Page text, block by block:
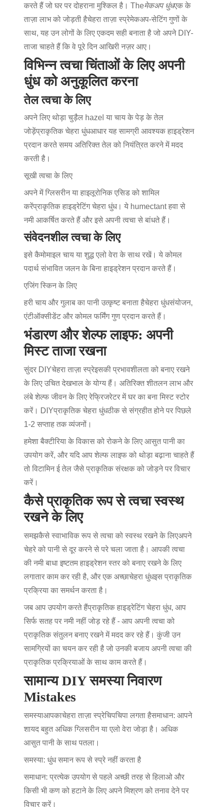
करते हैं जो घर पर दोहराना मुश्किल है। Theमेकअप धुंधएक के
ताज़ा लाभ को जोड़ती हैचेहरा ताज़ा स्प्रेमेकअप-सेटिंग गुणों के
साथ, यह उन लोगों के लिए एकदम सही बनाता है जो अपने DIY-
ताजा चाहते हैं कि वे पूरे दिन आखिरी नज़र आए।
विभिन्न त्वचा चिंताओं के लिए अपनी
धुंध को अनुकूलित करना
तेल त्वचा के लिए
अपने लिए थोड़ा चुड़ैल hazel या चाय के पेड़ के तेल
जोड़ेंप्राकृतिक चेहरा धुंधआधार यह सामग्री आवश्यक हाइड्रेशन
प्रदान करते समय अतिरिक्त तेल को नियंत्रित करने में मदद
करती है।
सूखी त्वचा के लिए
अपने में ग्लिसरीन या हाइलूरोनिक एसिड को शामिल
करेंप्राकृतिक हाइड्रेटिंग चेहरा धुंध। ये humectant हवा से
नमी आकर्षित करते हैं और इसे अपनी त्वचा से बांधते हैं।
संवेदनशील त्वचा के लिए
इसे कैमोमाइल चाय या शुद्ध एलो वेरा के साथ रखें। ये कोमल
पदार्थ संभावित जलन के बिना हाइड्रेशन प्रदान करते हैं।
एजिंग स्किन के लिए
हरी चाय और गुलाब का पानी उत्कृष्ट बनाता हैचेहरा धुंधसंयोजन,
एंटीऑक्सीडेंट और कोमल फर्मिंग गुण प्रदान करते हैं।
भंडारण और शेल्फ लाइफ: अपनी
मिस्ट ताजा रखना
सुंदर DIYचेहरा ताज़ा स्प्रेइसकी प्रभावशीलता को बनाए रखने
के लिए उचित देखभाल के योग्य हैं। अतिरिक्त शीतलन लाभ और
लंबे शेल्फ जीवन के लिए रेफ्रिजरेटर में घर का बना मिस्ट स्टोर
करें। DIYप्राकृतिक चेहरा धुंधठीक से संग्रहीत होने पर पिछले
1-2 सप्ताह तक व्यंजनों।
हमेशा बैक्टीरिया के विकास को रोकने के लिए आसुत पानी का
उपयोग करें, और यदि आप शेल्फ लाइफ को थोड़ा बढ़ाना चाहते हैं
तो विटामिन ई तेल जैसे प्राकृतिक संरक्षक को जोड़ने पर विचार
करें।
कैसे प्राकृतिक रूप से त्वचा स्वस्थ
रखने के लिए
समझकैसे स्वाभाविक रूप से त्वचा को स्वस्थ रखने के लिएअपने
चेहरे को पानी से दूर करने से परे चला जाता है। आपकी त्वचा
की नमी बाधा इष्टतम हाइड्रेशन स्तर को बनाए रखने के लिए
लगातार काम कर रही है, और एक अच्छाचेहरा धुंधइस प्राकृतिक
प्रक्रिया का समर्थन करता है।
जब आप उपयोग करते हैंप्राकृतिक हाइड्रेटिंग चेहरा धुंध, आप
सिर्फ सतह पर नमी नहीं जोड़ रहे हैं - आप अपनी त्वचा को
प्राकृतिक संतुलन बनाए रखने में मदद कर रहे हैं। कुंजी उन
सामग्रियों का चयन कर रही है जो उनकी बजाय अपनी त्वचा की
प्राकृतिक प्रक्रियाओं के साथ काम करते हैं।
सामान्य DIY समस्या निवारण
Mistakes
समस्याआपकाचेहरा ताज़ा स्प्रेचिपचिपा लगता हैसमाधान: आपने
शायद बहुत अधिक ग्लिसरीन या एलो वेरा जोड़ा है। अधिक
आसुत पानी के साथ पतला।
समस्या: धुंध समान रूप से स्प्रे नहीं करता है
समाधान: प्रत्येक उपयोग से पहले अच्छी तरह से हिलाओ और
किसी भी कण को हटाने के लिए अपने मिश्रण को तनाव देने पर
विचार करें।